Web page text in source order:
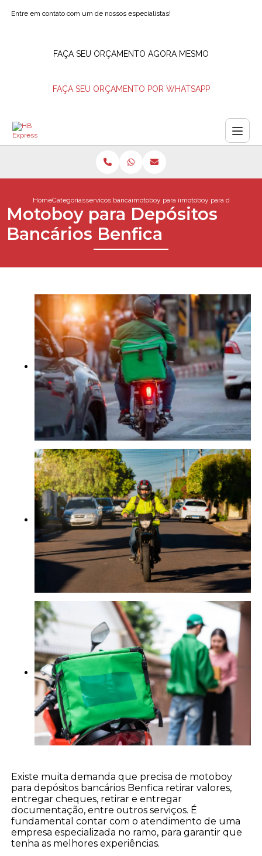
Entre em contato com um de nossos especialistas!
FAÇA SEU ORÇAMENTO AGORA MESMO
FAÇA SEU ORÇAMENTO POR WHATSAPP
HomeCategoriasservicos bancariosmotoboy para ir ao bancomotoboy para depositos
Motoboy para Depósitos
Bancários Benfica
Existe muita demanda que precisa de motoboy
para depósitos bancários Benfica retirar valores,
entregar cheques, retirar e entregar
documentação, entre outros serviços. É
fundamental contar com o atendimento de uma
empresa especializada no ramo, para garantir que
tenha as melhores experiências.